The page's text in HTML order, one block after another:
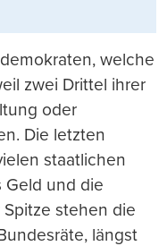
welche
zwei Drittel ihrer
oder
Die letzten
staatlichen
und die
stehen die
längst